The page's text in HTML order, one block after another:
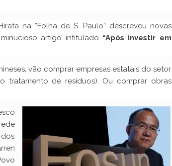
na “Folha de S. Paulo” descreveu novas
artigo intitulado “Após investir em
vão comprar empresas estatais do setor
de resíduos). Ou comprar obras